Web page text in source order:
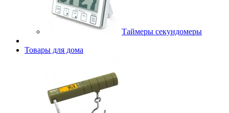
Таймеры секундомеры
Товары для дома